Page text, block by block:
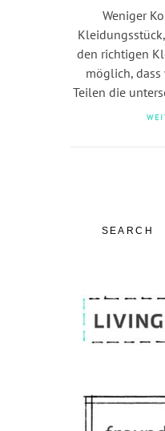
Weniger
den richtigen
möglich,
Teilen die